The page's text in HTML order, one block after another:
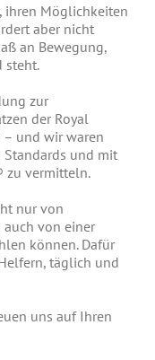
ihren Möglichkeiten
aber nicht
an Bewegung,
steht.
zur
der Royal
– und wir waren
Standards und mit
zu vermitteln.
nur von
auch von einer
können. Dafür
täglich und
uns auf Ihren